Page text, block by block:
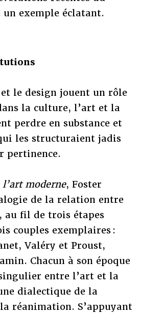
un exemple éclatant.
le design jouent un rôle
la culture, l’art et la
perdre en substance et
les structuraient jadis
pertinence.
moderne, Foster
de la relation entre
au fil de trois étapes
couples exemplaires :
Valéry et Proust,
Chacun à son époque
entre l’art et la
dialectique de la
réanimation. S’appuyant